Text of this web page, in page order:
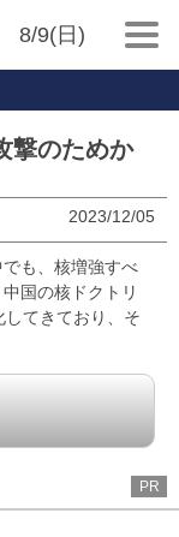
8/9(日)
撃のためか
2023/12/05
も、核増強すべ
国の核ドクトリ
てきており、そ
PR